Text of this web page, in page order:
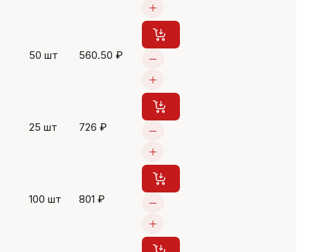
50 шт 560.50 ₽
25 шт 726 ₽
100 шт 801 ₽